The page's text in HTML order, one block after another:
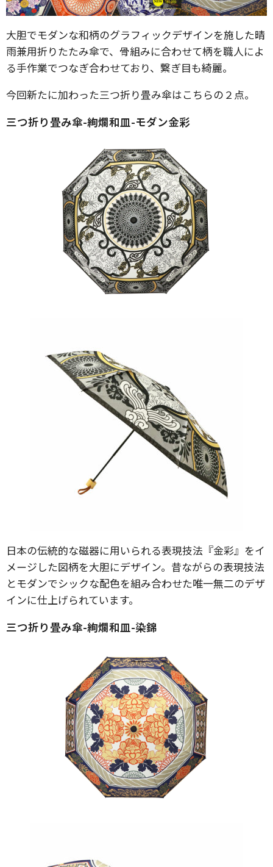
大胆でモダンな和柄のグラフィックデザインを施した晴
雨兼用折りたたみ傘で、骨組みに合わせて柄を職人によ
る手作業でつなぎ合わせており、繋ぎ目も綺麗。
今回新たに加わった三つ折り畳み傘はこちらの２点。
三つ折り畳み傘-絢爛和皿-モダン金彩
日本の伝統的な磁器に用いられる表現技法『金彩』をイ
メージした図柄を大胆にデザイン。昔ながらの表現技法
とモダンでシックな配色を組み合わせた唯一無二のデザ
インに仕上げられています。
三つ折り畳み傘-絢爛和皿-染錦